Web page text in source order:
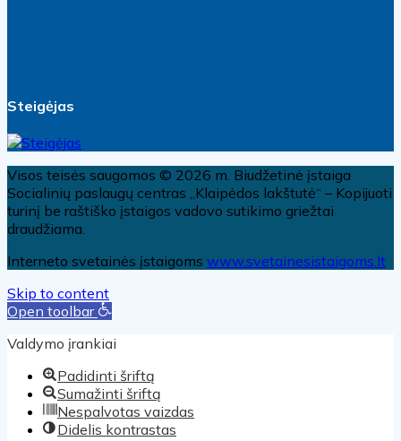
Steigėjas
Visos teisės saugomos © 2026 m. Biudžetinė įstaiga
Socialinių paslaugų centras „Klaipėdos lakštutė“ – Kopijuoti
turinį be raštiško įstaigos vadovo sutikimo griežtai
draudžiama.
Interneto svetainės įstaigoms www.svetainesistaigoms.lt
Skip to content
Open toolbar
Valdymo įrankiai
Padidinti šriftą
Sumažinti šriftą
Nespalvotas vaizdas
Didelis kontrastas